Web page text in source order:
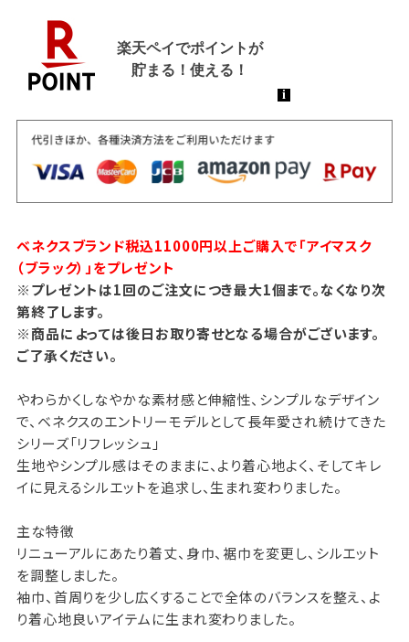
ベネクスブランド税込11000円以上ご購入で「アイマスク
（ブラック）」をプレゼント
※プレゼントは1回のご注文につき最大1個まで。なくなり次
第終了します。
※商品によっては後日お取り寄せとなる場合がございます。
ご了承ください。
やわらかくしなやかな素材感と伸縮性、シンプルなデザイン
で、ベネクスのエントリーモデルとして長年愛され続けてきた
シリーズ「リフレッシュ」
生地やシンプル感はそのままに、より着心地よく、そしてキレ
イに見えるシルエットを追求し、生まれ変わりました。
主な特徴
リニューアルにあたり着丈、身巾、裾巾を変更し、シルエット
を調整しました。
袖巾、首周りを少し広くすることで全体のバランスを整え、よ
り着心地良いアイテムに生まれ変わりました。